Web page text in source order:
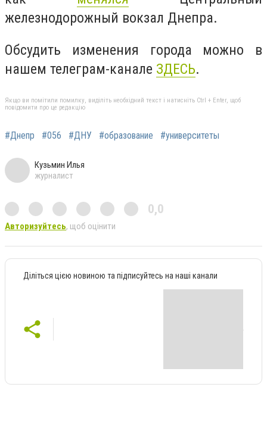
железнодорожный вокзал Днепра.
Обсудить изменения города можно в
нашем телеграм-канале ЗДЕСЬ.
Якщо ви помітили помилку, виділіть необхідний текст і натисніть Ctrl + Enter, щоб
повідомити про це редакцію
#Днепр #056 #ДНУ #образование #университеты
Кузьмин Илья
журналист
0,0
Авторизуйтесь, щоб оцінити
Діліться цією новиною та підписуйтесь на наші канали